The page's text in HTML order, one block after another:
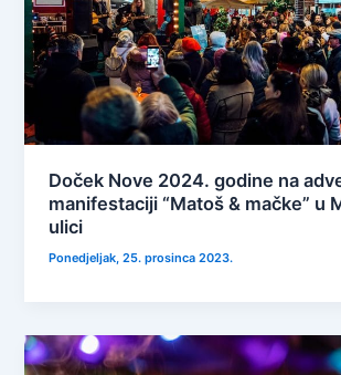
Doček Nove 2024. godine na
manifestaciji “Matoš & mačke” u
ulici
Ponedjeljak, 25. prosinca 2023.